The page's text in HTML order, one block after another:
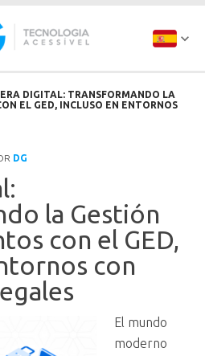
DIGITAL: TRANSFORMANDO LA
EL GED, INCLUSO EN ENTORNOS
DG
la Gestión
con el GED,
con
El mundo
moderno